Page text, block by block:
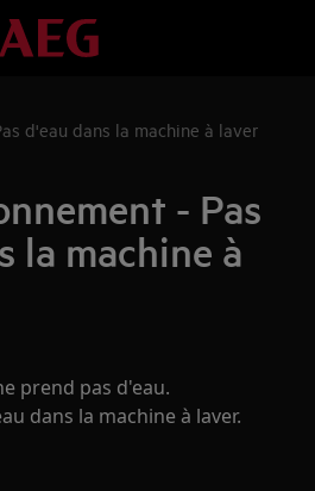
d'eau dans la machine à laver
- Pas
la machine à
prend pas d'eau.
dans la machine à laver.